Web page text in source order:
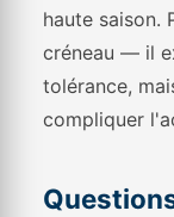
haute saison.
créneau — il
tolérance,
compliquer